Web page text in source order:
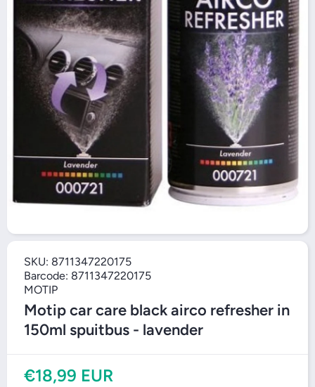
SKU: 8711347220175
Barcode: 8711347220175
MOTIP
Motip car care black airco refresher in
150ml spuitbus - lavender
€18,99 EUR